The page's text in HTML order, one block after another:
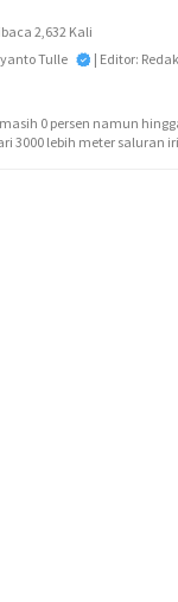
2,632 Kali
Tulle
| Editor:
0 persen namun
3000 lebih meter saluran